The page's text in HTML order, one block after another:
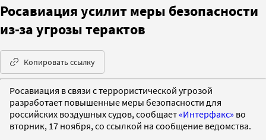
Росавиация усилит меры безопасности
из-за угрозы терактов
Копировать ссылку
Росавиация в связи с террористической угрозой
разработает повышенные меры безопасности для
российских воздушных судов, сообщает«Интерфакс» во
вторник, 17 ноября, со ссылкой на сообщение ведомства.